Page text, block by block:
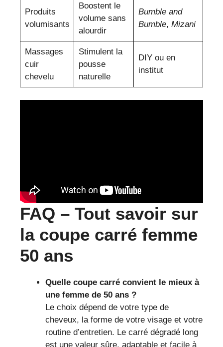
Produits
volumisants
Boostent le
volume sans
alourdir
Bumble and
Bumble, Mizani
Massages
cuir
chevelu
Stimulent la
pousse
naturelle
DIY ou en
institut
FAQ – Tout savoir sur
la coupe carré femme
50 ans
Quelle coupe carré convient le mieux à
une femme de 50 ans ?
Le choix dépend de votre type de
cheveux, la forme de votre visage et votre
routine d’entretien. Le carré dégradé long
est une valeur sûre, adaptable et facile à